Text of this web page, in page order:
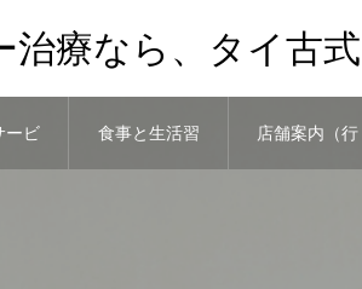
治療なら、タイ古
ービ 食事と生活習 店舗案内（行